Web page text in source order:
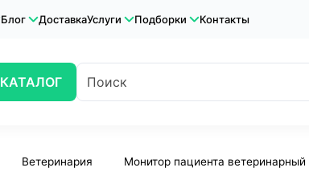
Блог ДоставкаУслуги Подборки Контакты
КАТАЛОГ
Ветеринария Монитор пациента ветеринарный